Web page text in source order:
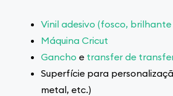
Vinil adesivo (fosco,
Máquina Cricut
Gancho e transfer de
Superfície para
metal, etc.)